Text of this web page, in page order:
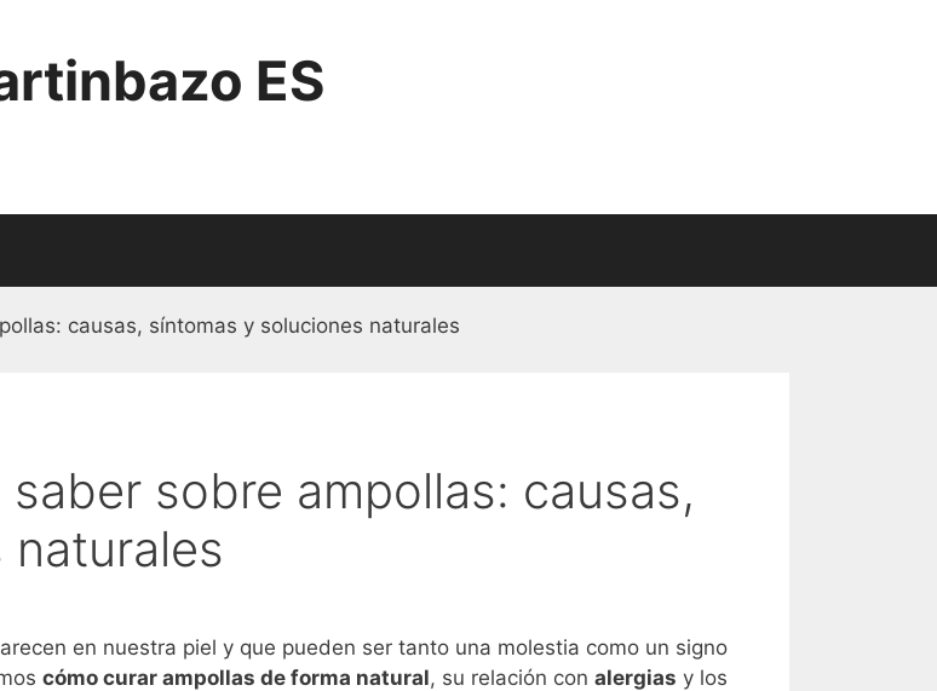
ES
causas, síntomas y soluciones naturales
sobre ampollas: causas,
en nuestra piel y que pueden ser tanto una molestia como un signo
cómo curar ampollas de forma natural, su relación con alergias y los